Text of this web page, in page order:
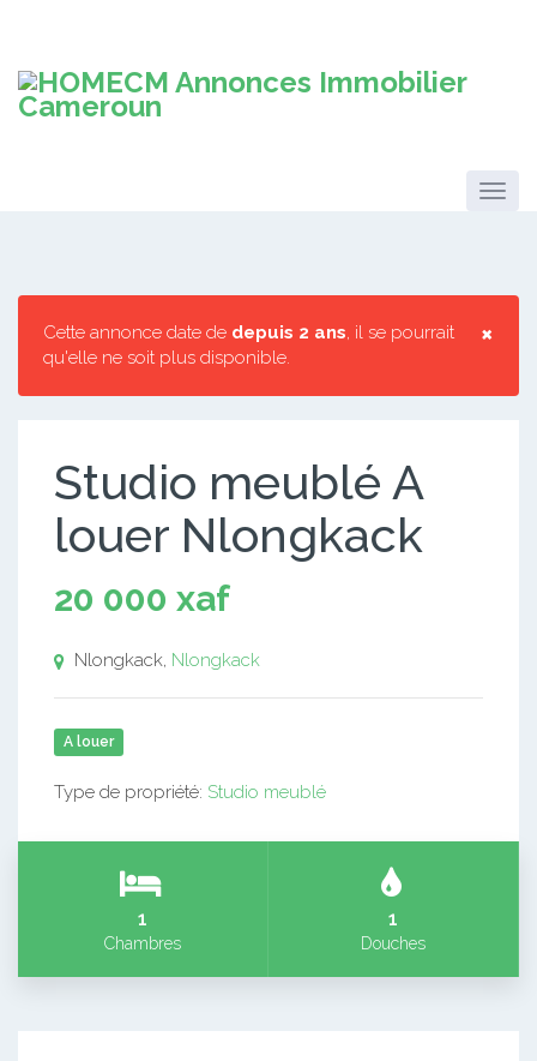
×
Cette annonce date de depuis 2 ans, il se pourrait
qu'elle ne soit plus disponible.
Studio meublé A
louer Nlongkack
20 000 xaf
Nlongkack, Nlongkack
A louer
Type de propriété: Studio meublé
1
Chambres
1
Douches